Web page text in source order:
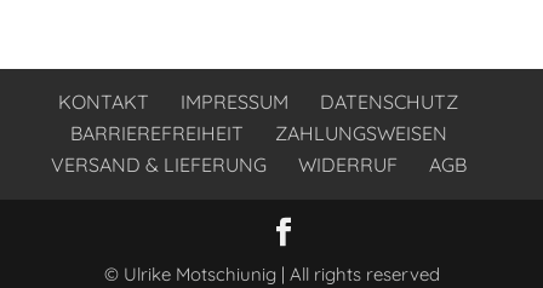
KONTAKT IMPRESSUM
DATENSCHUTZ
BARRIEREFREIHEIT
ZAHLUNGSWEISEN
VERSAND & LIEFERUNG
WIDERRUF AGB
© Ulrike Motschiunig | All rights reserved